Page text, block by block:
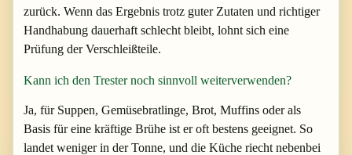
zurück. Wenn das Ergebnis trotz guter Zutaten und richtiger
Handhabung dauerhaft schlecht bleibt, lohnt sich eine
Prüfung der Verschleißteile.
Kann ich den Trester noch sinnvoll weiterverwenden?
Ja, für Suppen, Gemüsebratlinge, Brot, Muffins oder als
Basis für eine kräftige Brühe ist er oft bestens geeignet. So
landet weniger in der Tonne, und die Küche riecht nebenbei